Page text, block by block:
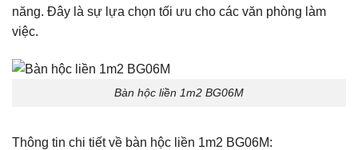
năng. Đây là sự lựa chọn tối ưu cho các văn phòng làm
việc.
Bàn hộc liền 1m2 BG06M
Thông tin chi tiết về bàn hộc liền 1m2 BG06M: